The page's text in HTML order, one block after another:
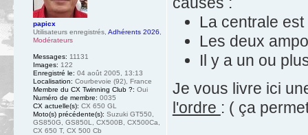
La centrale est
Les deux
Il y a un ou
Je vous livre ici
l'ordre : ( ça
papicx
Utilisateurs enregistrés Adhérents 2026
Modérateurs
Messages: 11131
Images: 122
Enregistré le: 04 août 2005, 13:13
Localisation: Courbevoie (92), France
Membre du CX Twinning Club ?: Oui
Numéro de membre: 0035
CX actuelle(s): CX 650 GL
Moto(s) précédente(s): Suzuki GT550,
GS850G, GS850L, CX500B, CX500Ca,
CX 650 T, CX 500 Cb